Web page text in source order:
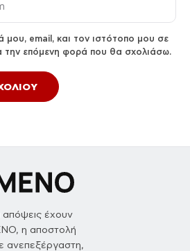
email, και τον ιστότοπο μου σε
την επόμενη φορά που θα σχολιάσω.
απόψεις έχουν
η αποστολή
ανεπεξέργαστη,